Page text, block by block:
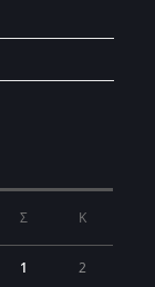
Σ Κ
1 2